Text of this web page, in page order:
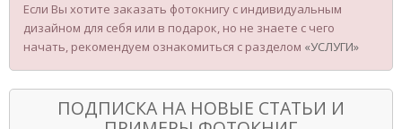
Если Вы хотите заказать фотокнигу с индивидуальным
дизайном для себя или в подарок, но не знаете с чего
начать, рекомендуем ознакомиться с разделом «УСЛУГИ»
ПОДПИСКА НА НОВЫЕ СТАТЬИ И